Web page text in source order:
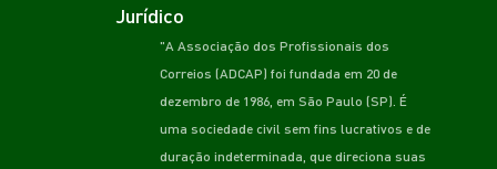
Jurídico
"A Associação dos Profissionais dos
Correios (ADCAP) foi fundada em 20 de
dezembro de 1986, em São Paulo (SP). É
uma sociedade civil sem fins lucrativos e de
duração indeterminada, que direciona suas